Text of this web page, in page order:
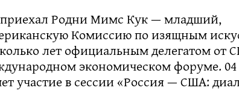
приехал Родни Мимс Кук — младший,
Комиссию по изящным
лет официальным делегатом от
экономическом форуме.
участие в сессии «Россия — США: